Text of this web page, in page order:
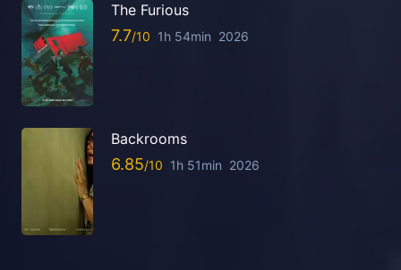
The Furious
7.7 1h 54min 2026
Backrooms
6.85 1h 51min 2026